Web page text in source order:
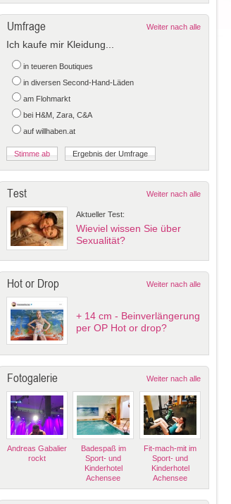
Umfrage Weiter nach alle
Ich kaufe mir Kleidung...
in teueren Boutiques
in diversen Second-Hand-Läden
am Flohmarkt
bei H&M, Zara, C&A
auf willhaben.at
Test Weiter nach alle
Aktueller Test:
Wieviel wissen Sie über
Sexualität?
Hot or Drop Weiter nach alle
+ 14 cm - Beinverlängerung
per OP Hot or drop?
Fotogalerie Weiter nach alle
Andreas Gabalier
rockt
Badespaß im
Sport- und
Kinderhotel
Achensee
Fit-mach-mit im
Sport- und
Kinderhotel
Achensee